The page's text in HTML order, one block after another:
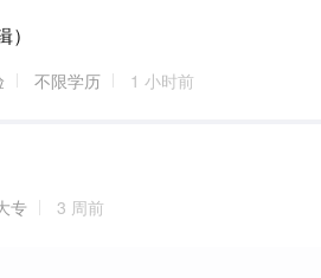
不限学历 1 小时前
专 3 周前